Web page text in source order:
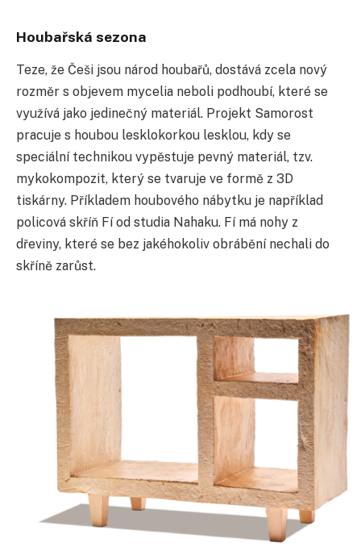
Houbařská sezona
Teze, že Češi jsou národ houbařů, dostává zcela nový
rozměr s objevem mycelia neboli podhoubí, které se
využívá jako jedinečný materiál. Projekt Samorost
pracuje s houbou lesklokorkou lesklou, kdy se
speciální technikou vypěstuje pevný materiál, tzv.
mykokompozit, který se tvaruje ve formě z 3D
tiskárny. Příkladem houbového nábytku je například
policová skříň Fí od studia Nahaku. Fí má nohy z
dřeviny, které se bez jakéhokoliv obrábění nechali do
skříně zarůst.